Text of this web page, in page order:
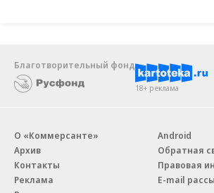
Благотворительный фонд
18+ реклама
О «Коммерсанте»
Архив
Контакты
Реклама
Android
Обратная
Правовая
E-mail